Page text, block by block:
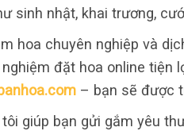
sinh nhật, khai trương,
hoa chuyên nghiệp và
đặt hoa online tiện
– bạn sẽ được
giúp bạn gửi gắm yêu